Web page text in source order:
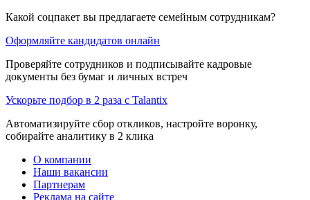
Какой соцпакет вы предлагаете семейным сотрудникам?
Оформляйте кандидатов онлайн
Проверяйте сотрудников и подписывайте кадровые
документы без бумаг и личных встреч
Ускорьте подбор в 2 раза с Talantix
Автоматизируйте сбор откликов, настройте воронку,
собирайте аналитику в 2 клика
О компании
Наши вакансии
Партнерам
Реклама на сайте